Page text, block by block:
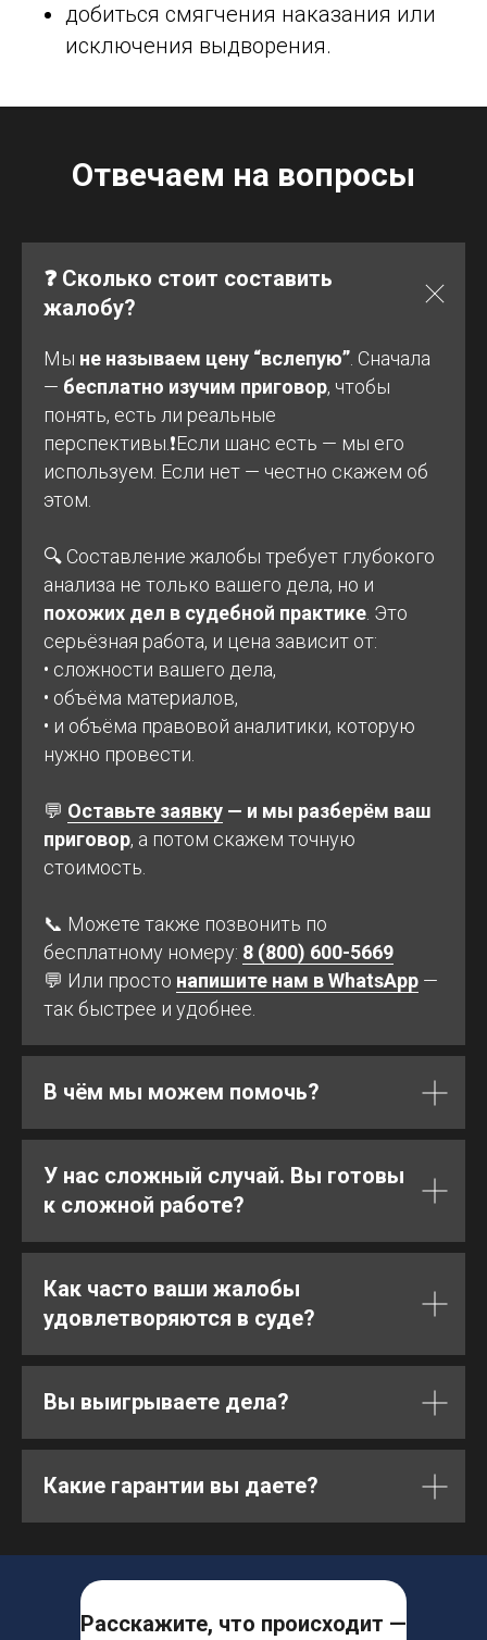
добиться смягчения наказания или
исключения выдворения.
Отвечаем на вопросы
❓ Сколько стоит составить
жалобу?
Мы не называем цену “вслепую” . Сначала
— бесплатно изучим приговор, чтобы
понять, есть ли реальные
перспективы.❗Если шанс есть — мы его
используем. Если нет — честно скажем об
этом.
🔍 Составление жалобы требует глубокого
анализа не только вашего дела, но и
похожих дел в судебной практике . Это
серьёзная работа, и цена зависит от:
• сложности вашего дела,
• объёма материалов,
• и объёма правовой аналитики, которую
нужно провести.
💬 Оставьте заявку — и мы разберём ваш
приговор, а потом скажем точную
стоимость.
📞 Можете также позвонить по
бесплатному номеру: 8 (800) 600-5669
💬 Или просто напишите нам в WhatsApp —
так быстрее и удобнее.
В чём мы можем помочь?
У нас сложный случай. Вы готовы
к сложной работе?
Как часто ваши жалобы
удовлетворяются в суде?
Вы выигрываете дела?
Какие гарантии вы даете?
Расскажите, что происходит —